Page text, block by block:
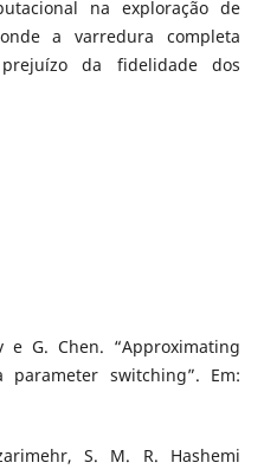
na exploração de
a varredura completa
da fidelidade dos
e G. Chen. “Approximating
switching”. Em:
S. M. R. Hashemi